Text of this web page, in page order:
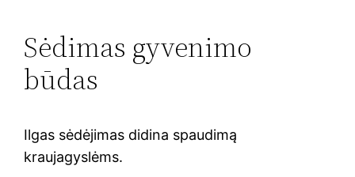
Sėdimas gyvenimo
būdas
Ilgas sėdėjimas didina spaudimą
kraujagyslėms.